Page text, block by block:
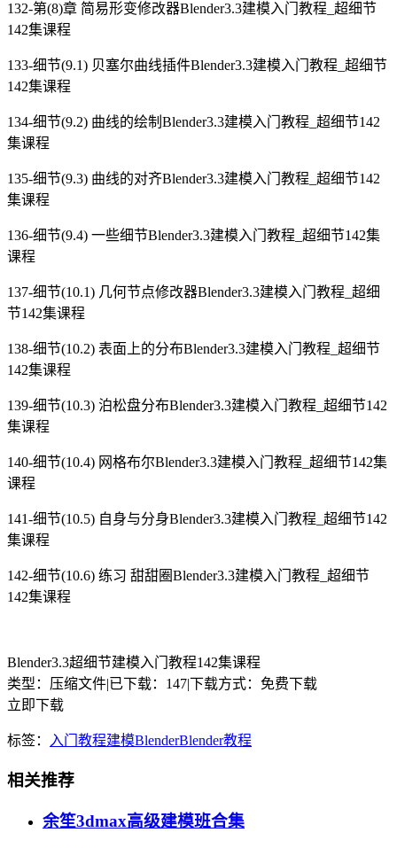
132-第(8)章 简易形变修改器Blender3.3建模入门教程_超细节
142集课程
133-细节(9.1) 贝塞尔曲线插件Blender3.3建模入门教程_超细节
142集课程
134-细节(9.2) 曲线的绘制Blender3.3建模入门教程_超细节142
集课程
135-细节(9.3) 曲线的对齐Blender3.3建模入门教程_超细节142
集课程
136-细节(9.4) 一些细节Blender3.3建模入门教程_超细节142集
课程
137-细节(10.1) 几何节点修改器Blender3.3建模入门教程_超细
节142集课程
138-细节(10.2) 表面上的分布Blender3.3建模入门教程_超细节
142集课程
139-细节(10.3) 泊松盘分布Blender3.3建模入门教程_超细节142
集课程
140-细节(10.4) 网格布尔Blender3.3建模入门教程_超细节142集
课程
141-细节(10.5) 自身与分身Blender3.3建模入门教程_超细节142
集课程
142-细节(10.6) 练习 甜甜圈Blender3.3建模入门教程_超细节
142集课程
Blender3.3超细节建模入门教程142集课程
类型：压缩文件|已下载：147|下载方式：免费下载
立即下载
标签： 入门教程建模BlenderBlender教程
相关推荐
余笙3dmax高级建模班合集